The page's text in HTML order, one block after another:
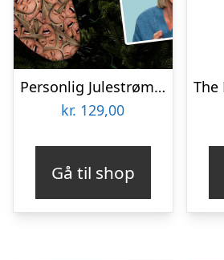
Personlig Julestrømpe med Billede – Multiface
kr. 129,00
Gå til shop